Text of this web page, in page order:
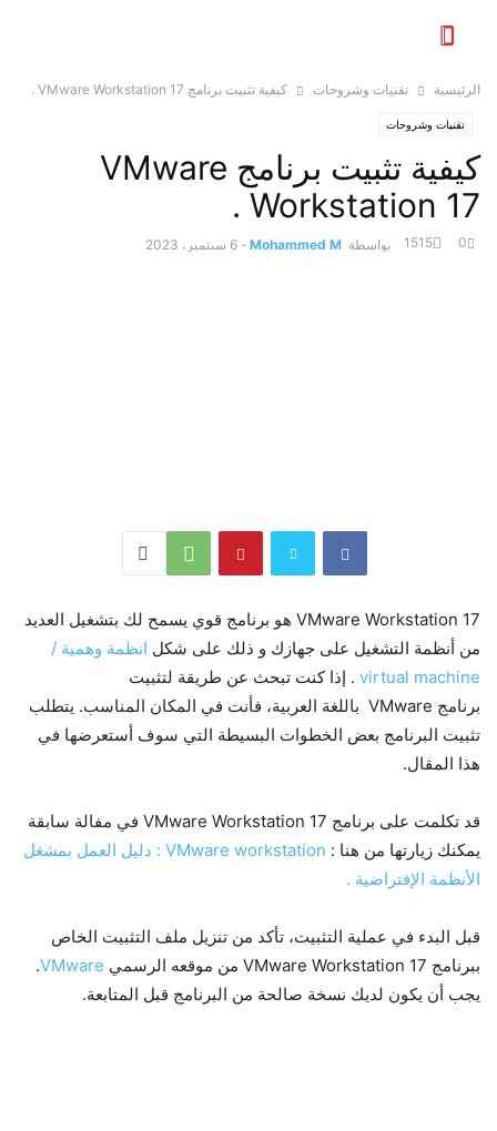
الرئيسية تقنيات وشروحات كيفية تثبيت برنامج VMware Workstation 17 .
تقنيات وشروحات
كيفية تثبيت برنامج VMware
Workstation 17 .
بواسطة Mohammed M
- 6 سبتمبر، 2023 0
1515
VMware Workstation 17 هو برنامج قوي يسمح لك بتشغيل العديد
من أنظمة التشغيل على جهازك و ذلك على شكل انظمة وهمية /
virtual machine . إذا كنت تبحث عن طريقة لتثبيت
برنامج VMware باللغة العربية، فأنت في المكان المناسب. يتطلب
تثبيت البرنامج بعض الخطوات البسيطة التي سوف أستعرضها في
هذا المقال.
قد تكلمت على برنامج VMware Workstation 17 في مفالة سابقة
يمكنك زيارتها من هنا :
VMware workstation : دليل العمل بمشغل
الأنظمة الإفتراضية .
قبل البدء في عملية التثبيت، تأكد من تنزيل ملف التثبيت الخاص
ببرنامج VMware Workstation 17 من موقعه الرسمي
VMware
.
يجب أن يكون لديك نسخة صالحة من البرنامج قبل المتابعة.